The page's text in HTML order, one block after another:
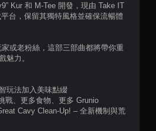
星
）
4
Kur 和 M-Tee 開發，現由 Take IT
台，保留其獨特風格並確保流暢體
或老粉絲，這部三部曲都將帶你重
魅力。
玩法加入美味點綴
戰、更多食物、更多 Grunio
Cavy Clean-Up! – 全新機制與荒